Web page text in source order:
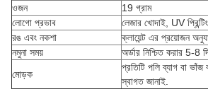
ওজন
19 গ্রাম
লোগো প্রভাব
লেজার খোদাই, UV প্রিন্টিং
রঙ এবং নকশা
ক্লায়েন্ট এর প্রয়োজন
নমুনা সময়
অর্ডার নিশ্চিত করার 5-8
মোড়ক
প্রতিটি পলি ব্যাগ বা ভাঁজ
স্বাগত জানাই.